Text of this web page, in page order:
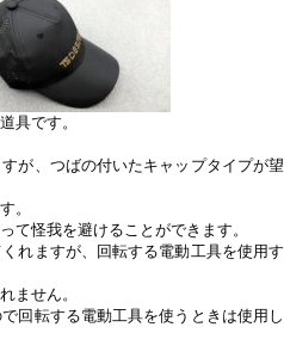
具です。
が、つばの付いたキャップタイプが望
。
て怪我を避けることができます。
れますが、回転する電動工具を使用す
ません。
回転する電動工具を使うときは使用し